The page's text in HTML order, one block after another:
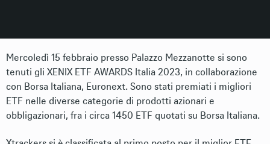
Mercoledì 15 febbraio presso Palazzo Mezzanotte si sono
tenuti gli XENIX ETF AWARDS Italia 2023, in collaborazione
con Borsa Italiana, Euronext. Sono stati premiati i migliori
ETF nelle diverse categorie di prodotti azionari e
obbligazionari, fra i circa 1450 ETF quotati su Borsa Italiana.